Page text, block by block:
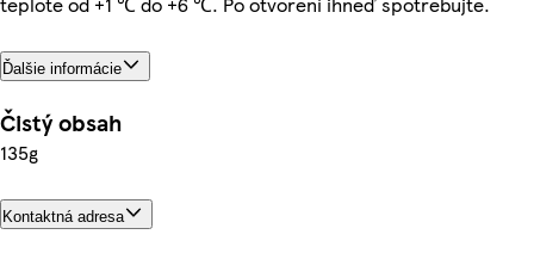
Ďalšie informácie
Čistý obsah
135g
Kontaktná adresa